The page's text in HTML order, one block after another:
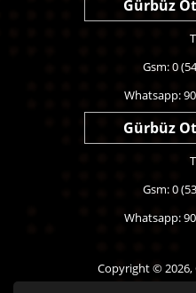
Gürbüz
Gsm: 0
Whatsapp:
Gürbüz
Gsm: 0
Whatsapp:
Copyright ©